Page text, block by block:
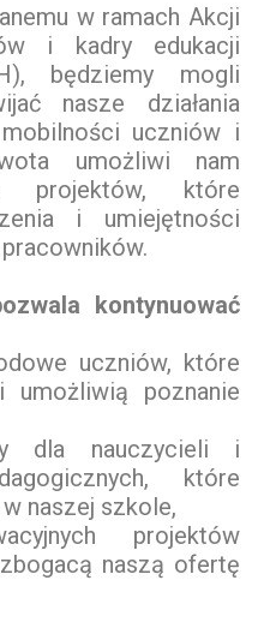
w ramach Akcji
i kadry edukacji
będziemy mogli
nasze działania
uczniów i
umożliwi nam
projektów, które
i umiejętności
kontynuować
uczniów, które
umożliwią poznanie
dla nauczycieli i
które
naszej szkole,
projektów
naszą ofertę